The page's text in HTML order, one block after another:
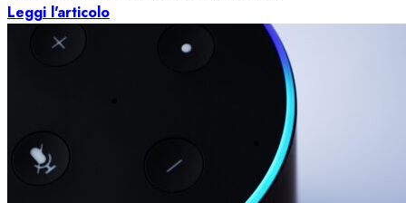
Leggi l'articolo